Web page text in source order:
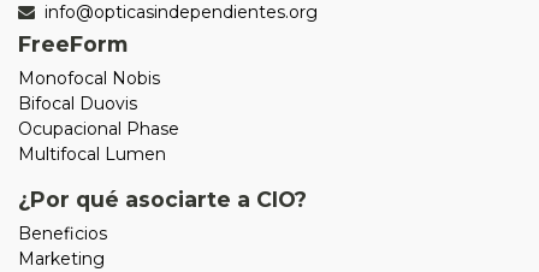
info@opticasindependientes.org
FreeForm
Monofocal Nobis
Bifocal Duovis
Ocupacional Phase
Multifocal Lumen
¿Por qué asociarte a CIO?
Beneficios
Marketing